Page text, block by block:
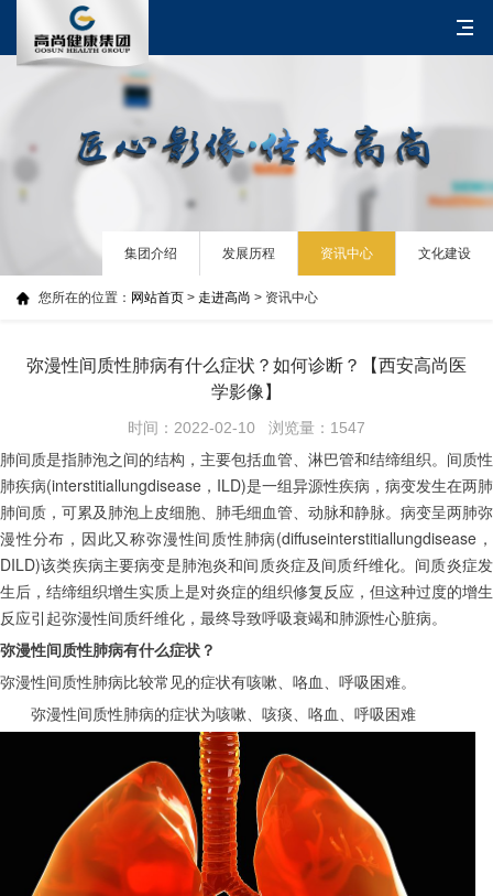
您所在的位置： 网站首页 > 走进高尚 > 资讯中心
集团介绍 发展历程 资讯中心 文化建设
弥漫性间质性肺病有什么症状？如何诊断？【西安高尚医
学影像】
时间：2022-02-10 浏览量：1547
肺间质是指肺泡之间的结构，主要包括血管、淋巴管和结缔组织。间质性
肺疾病(interstitiallungdisease，ILD)是一组异源性疾病，病变发生在两肺
肺间质，可累及肺泡上皮细胞、肺毛细血管、动脉和静脉。病变呈两肺弥
漫性分布，因此又称弥漫性间质性肺病(diffuseinterstitiallungdisease，
DILD)该类疾病主要病变是肺泡炎和间质炎症及间质纤维化。间质炎症发
生后，结缔组织增生实质上是对炎症的组织修复反应，但这种过度的增生
反应引起弥漫性间质纤维化，最终导致呼吸衰竭和肺源性心脏病。
弥漫性间质性肺病有什么症状？
弥漫性间质性肺病比较常见的症状有咳嗽、咯血、呼吸困难。
弥漫性间质性肺病的症状为咳嗽、咳痰、咯血、呼吸困难